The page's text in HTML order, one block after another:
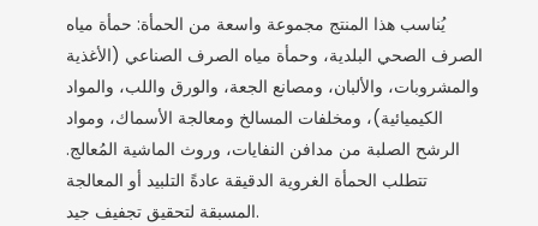
يُناسب هذا المنتج مجموعة واسعة من الحمأة: حمأة مياه
الصرف الصحي البلدية، وحمأة مياه الصرف الصناعي (الأغذية
والمشروبات، والألبان، ومصانع الجعة، والورق واللب، والمواد
الكيميائية)، ومخلفات المسالخ ومعالجة الأسماك، ومواد
الرشح الصلبة من مدافن النفايات، وروث الماشية المُعالج.
تتطلب الحمأة الغروية الدقيقة عادةً التلبيد أو المعالجة
المسبقة لتحقيق تجفيف جيد.